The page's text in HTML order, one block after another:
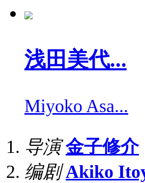
浅田美代...
Miyoko Asa...
导演 金子修介
编剧 Akiko